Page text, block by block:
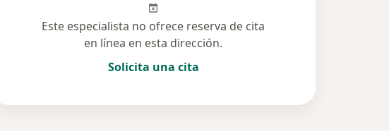
Este especialista no ofrece reserva de cita
en línea en esta dirección.
Solicita una cita